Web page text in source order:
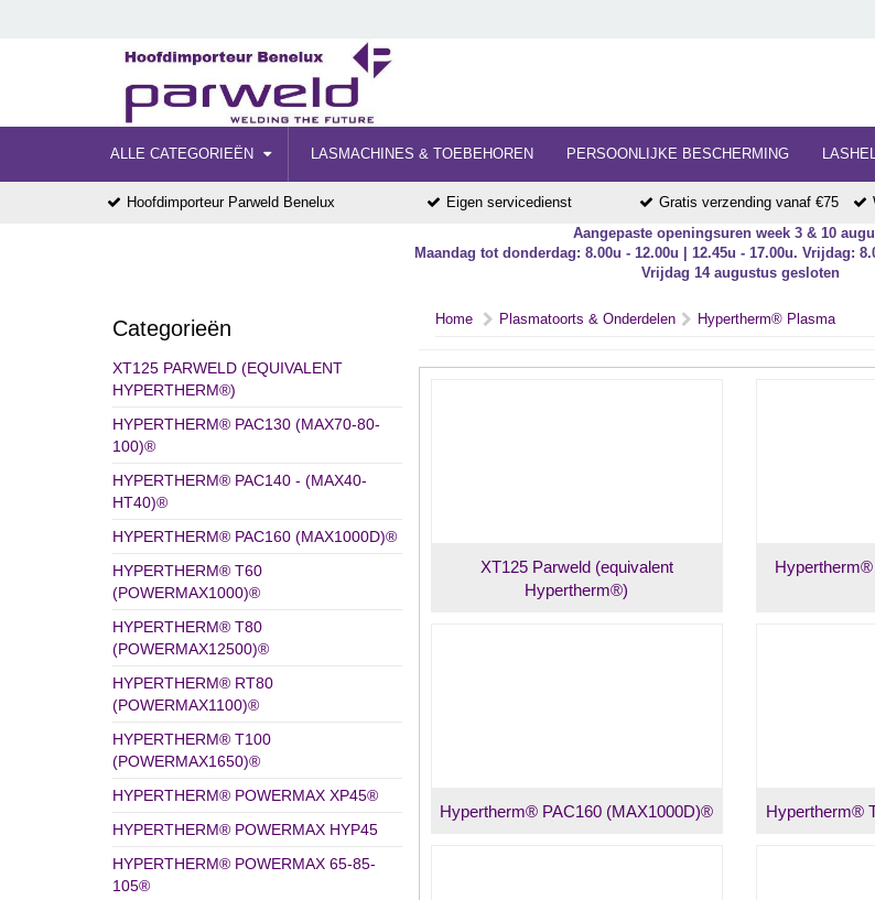
ALLE CATEGORIEËN LASMACHINES & TOEBEHOREN PERSOONLIJKE BESCHERMING
Hoofdimporteur Parweld Benelux Eigen servicedienst Gratis verzending vanaf €75
Aangepaste openingsuren week 3 & 10
Maandag tot donderdag: 8.00u - 12.00u | 12.45u - 17.00u. Vrijdag:
Vrijdag 14 augustus gesloten
Categorieën
XT125 PARWELD (EQUIVALENT
HYPERTHERM®)
HYPERTHERM® PAC130 (MAX70-80-
100)®
HYPERTHERM® PAC140 - (MAX40-
HT40)®
HYPERTHERM® PAC160 (MAX1000D)®
HYPERTHERM® T60
(POWERMAX1000)®
HYPERTHERM® T80
(POWERMAX12500)®
HYPERTHERM® RT80
(POWERMAX1100)®
HYPERTHERM® T100
(POWERMAX1650)®
HYPERTHERM® POWERMAX XP45®
HYPERTHERM® POWERMAX HYP45
HYPERTHERM® POWERMAX 65-85-
105®
Home Plasmatoorts & Onderdelen Hypertherm® Plasma
XT125 Parweld (equivalent
Hypertherm®)
Hypertherm® PAC160 (MAX1000D)® Hypertherm®